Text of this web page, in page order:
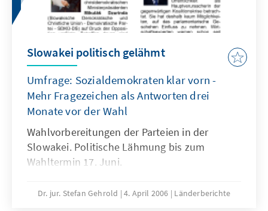
Slowakei politisch gelähmt
Umfrage: Sozialdemokraten klar vorn -
Mehr Fragezeichen als Antworten drei
Monate vor der Wahl
Wahlvorbereitungen der Parteien in der
Slowakei. Politische Lähmung bis zum
Wahltermin 17. Juni.
Dr. jur. Stefan Gehrold 4. April 2006 Länderberichte